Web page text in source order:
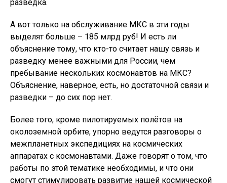
разведка.
А вот только на обслуживание МКС в эти годы
выделят больше – 185 млрд руб! И есть ли
объяснение тому, что кто-то считает нашу связь и
разведку менее важными для России, чем
пребывание нескольких космонавтов на МКС?
Объяснение, наверное, есть, но достаточной связи и
разведки – до сих пор нет.
Более того, кроме пилотируемых полётов на
околоземной орбите, упорно ведутся разговоры о
межпланетных экспедициях на космических
аппаратах с космонавтами. Даже говорят о том, что
работы по этой тематике необходимы, и что они
смогут стимулировать развитие нашей космической